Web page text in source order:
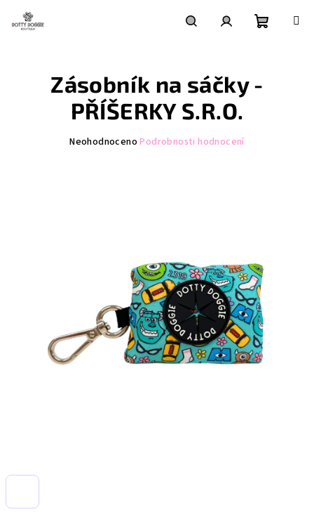
obsah
košík
Zásobník na sáčky -
PŘÍŠERKY S.R.O.
Průměrné
Neohodnoceno Podrobnosti hodnocení